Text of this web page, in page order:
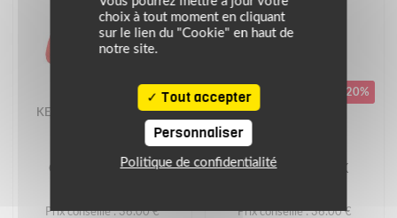
-20%
KENNY
Gants cross TRACK
Prix conseillé : 36.00 €
-20%
KENNY
Gants cross TRACK
Prix conseillé : 36.00 €
choix à tout moment en cliquant
sur le lien du "Cookie" en haut de
notre site.
Tout accepter
Personnaliser
Politique de confidentialité